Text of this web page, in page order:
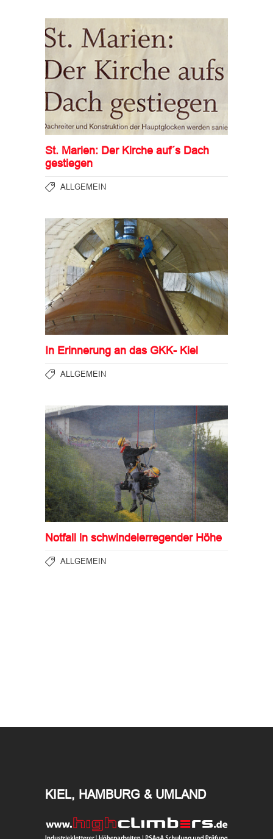
St. Marien: Der Kirche auf´s Dach
gestiegen
ALLGEMEIN
In Erinnerung an das GKK- Kiel
ALLGEMEIN
Notfall in schwindelerregender Höhe
ALLGEMEIN
KIEL, HAMBURG & UMLAND